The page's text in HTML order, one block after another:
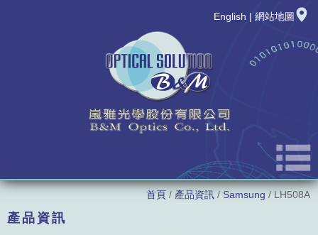
English | 網站地圖
公司簡介
首頁/ 產品資訊/ Samsung / LH508A
產品資訊